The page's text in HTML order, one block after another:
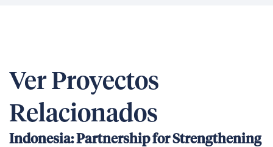
Ver Proyectos
Relacionados
Indonesia: Partnership for Strengthening